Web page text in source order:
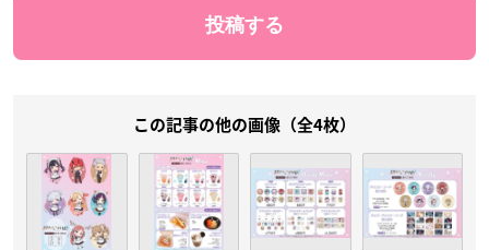
この記事の他の画像（全4枚）